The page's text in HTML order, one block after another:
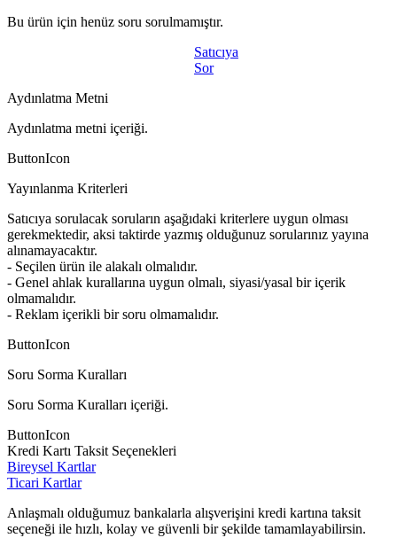
Bu ürün için henüz soru sorulmamıştır.
Satıcıya
Sor
Aydınlatma Metni
Aydınlatma metni içeriği.
ButtonIcon
Yayınlanma Kriterleri
Satıcıya sorulacak soruların aşağıdaki kriterlere uygun olması
gerekmektedir, aksi taktirde yazmış olduğunuz sorularınız yayına
alınamayacaktır.
- Seçilen ürün ile alakalı olmalıdır.
- Genel ahlak kurallarına uygun olmalı, siyasi/yasal bir içerik
olmamalıdır.
- Reklam içerikli bir soru olmamalıdır.
ButtonIcon
Soru Sorma Kuralları
Soru Sorma Kuralları içeriği.
ButtonIcon
Kredi Kartı Taksit Seçenekleri
Bireysel Kartlar
Ticari Kartlar
Anlaşmalı olduğumuz bankalarla alışverişini kredi kartına taksit
seçeneği ile hızlı, kolay ve güvenli bir şekilde tamamlayabilirsin.